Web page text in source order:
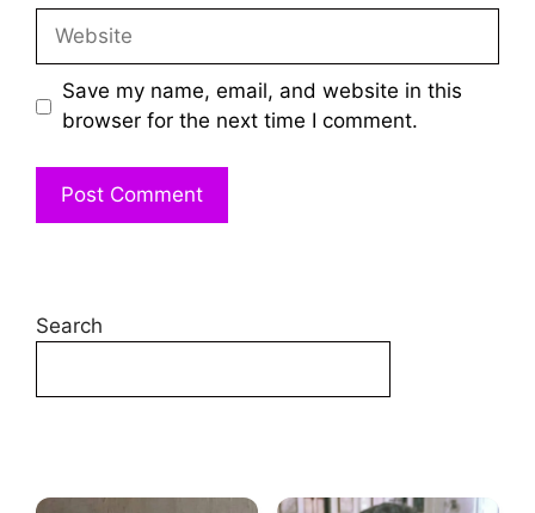
Website
Save my name, email, and website in this
browser for the next time I comment.
Search